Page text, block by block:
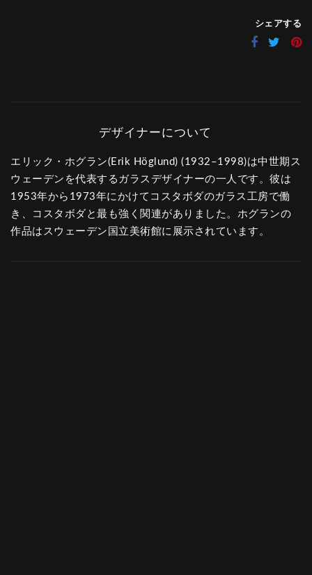
シェアする
エリック・ホグラン(Erik Höglund) (1932–1998)は中世期ス
ウェーデンを代表するガラスデザイナーの一人です。彼は
1953年から1973年にかけてコスタボダのガラス工房で働
き、コスタボダと最も強く関連がありました。ホグランの
作品はスウェーデン国立美術館に展示されています。